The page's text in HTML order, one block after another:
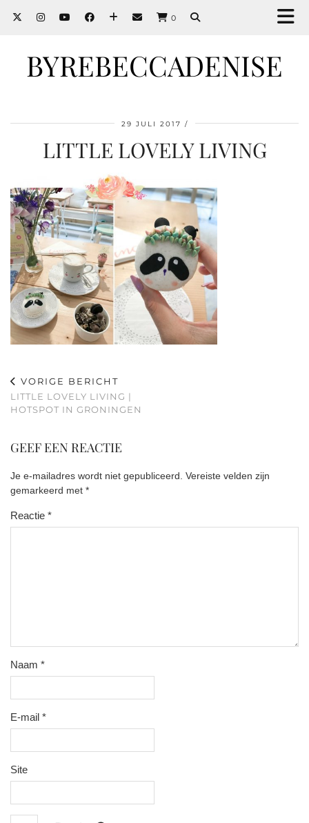
0
BYREBECCADENISE
29 JULI 2017
LITTLE LOVELY LIVING
VORIGE BERICHT
LITTLE LOVELY LIVING |
HOTSPOT IN GRONINGEN
GEEF EEN REACTIE
Je e-mailadres wordt niet gepubliceerd. Vereiste velden zijn
gemarkeerd met *
Reactie *
Naam *
E-mail *
Site